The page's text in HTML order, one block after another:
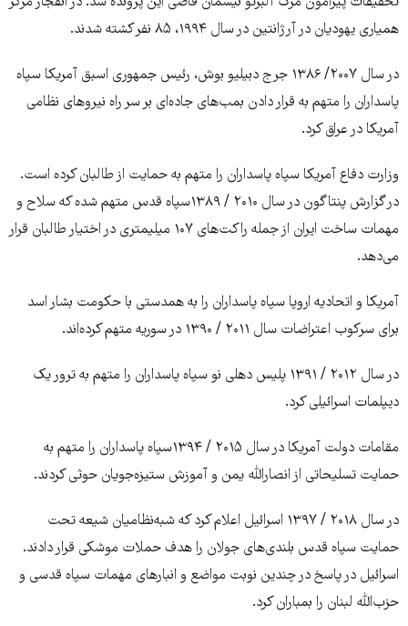
همیاری یهودیان در آرژانتین در سال ۱۹۹۴، ۸۵ نفر کشته شدند.
در سال ۲۰۰۷/ ۱۳۸۶ جرج دبیلیو بوش، رئیس جمهوری اسبق آمریکا سپاه
پاسداران را متهم به قرار دادن بمب‌های جاده‌ای بر سر راه نیروهای نظامی
آمریکا در عراق کرد.
وزارت دفاع آمریکا سپاه پاسداران را متهم به حمایت از طالبان کرده است.
در گزارش پنتاگون در سال ۲۰۱۰ / ۱۳۸۹سپاه قدس متهم شده که سلاح‌ و
مهمات ساخت ایران از جمله راکت‌های ۱۰۷ میلیمتری در اختیار طالبان قرار
می‌دهد.
آمریکا و اتحادیه اروپا سپاه پاسداران را به همدستی با حکومت بشار اسد
برای سرکوب اعتراضات سال ۲۰۱۱ / ۱۳۹۰ در سوریه متهم کرده‌اند.
در سال ۲۰۱۲ / ۱۳۹۱ پلیس دهلی نو سپاه پاسداران را متهم به ترور یک
دیپلمات اسرائیلی کرد.
مقامات دولت آمریکا در سال ۲۰۱۵ / ۱۳۹۴سپاه پاسداران را متهم به
حمایت تسلیحاتی از انصارالله یمن و آموزش ستیزه‌جویان حوثی کردند.
در سال ۲۰۱۸ / ۱۳۹۷ اسرائیل اعلام کرد که شبه‌نظامیان شیعه تحت
حمایت سپاه قدس بلندی‌های جولان را هدف حملات موشکی قرار دادند.
اسرائیل در پاسخ در چندین نوبت مواضع و انبارهای مهمات سپاه قدسی و
حزب‌الله لبنان را بمباران کرد.